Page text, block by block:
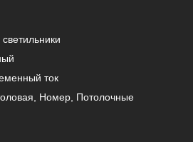
ток
Номер, Потолочные